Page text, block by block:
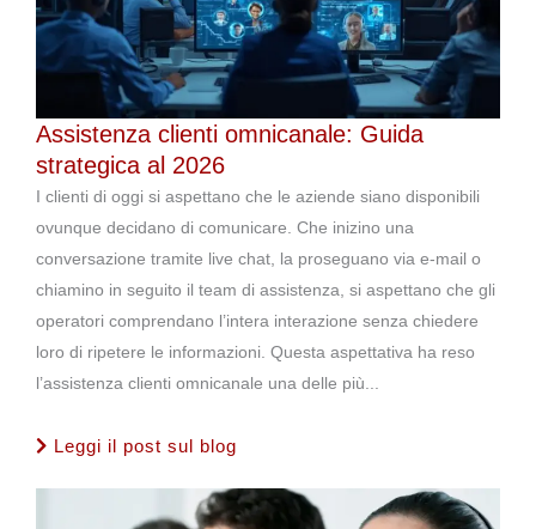
Assistenza clienti omnicanale: Guida
strategica al 2026
I clienti di oggi si aspettano che le aziende siano disponibili
ovunque decidano di comunicare. Che inizino una
conversazione tramite live chat, la proseguano via e-mail o
chiamino in seguito il team di assistenza, si aspettano che gli
operatori comprendano l’intera interazione senza chiedere
loro di ripetere le informazioni. Questa aspettativa ha reso
l’assistenza clienti omnicanale una delle più...
Leggi il post sul blog